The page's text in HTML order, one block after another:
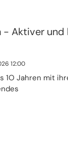
- Aktiver
12:00
1O Jahren mit